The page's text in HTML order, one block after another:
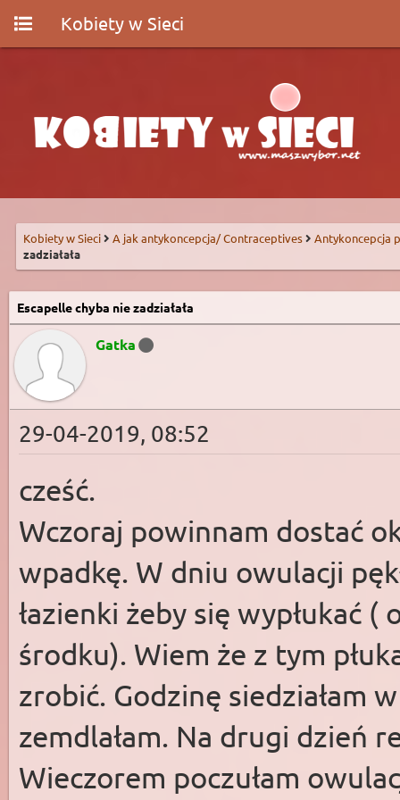
Kobiety w Sieci
Kobiety w Sieci A jak antykoncepcja/ Contraceptives
Antykoncepcja
zadziałała
Escapelle chyba nie zadziałała
Gatka
29-04-2019, 08:52
cześć.
Wczoraj powinnam dostać
wpadkę. W dniu owulacji
łazienki żeby się wypłukać
środku). Wiem że z tym
zrobić. Godzinę siedziałam
zemdlałam. Na drugi dzień
Wieczorem poczułam